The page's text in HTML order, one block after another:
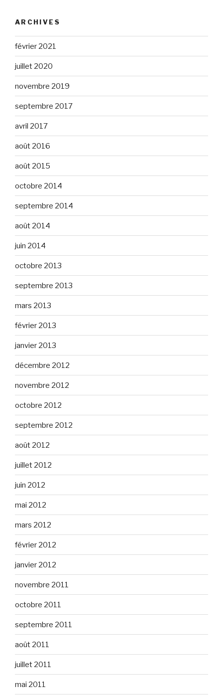
ARCHIVES
février 2021
juillet 2020
novembre 2019
septembre 2017
avril 2017
août 2016
août 2015
octobre 2014
septembre 2014
août 2014
juin 2014
octobre 2013
septembre 2013
mars 2013
février 2013
janvier 2013
décembre 2012
novembre 2012
octobre 2012
septembre 2012
août 2012
juillet 2012
juin 2012
mai 2012
mars 2012
février 2012
janvier 2012
novembre 2011
octobre 2011
septembre 2011
août 2011
juillet 2011
mai 2011